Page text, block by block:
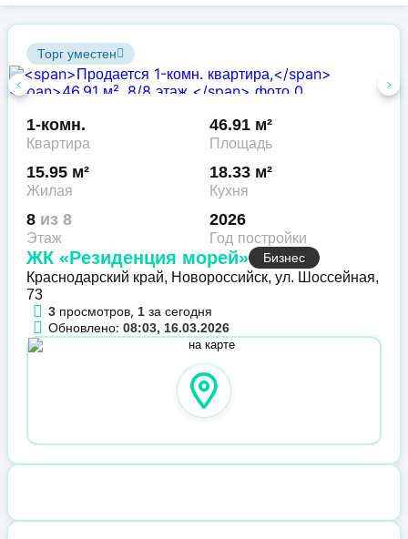
Торг уместен
1-комн.
Квартира
46.91 м²
Площадь
15.95 м²
Жилая
18.33 м²
Кухня
8 из 8
Этаж
2026
Год постройки
ЖК «Резиденция морей»
Бизнес
Краснодарский край, Новороссийск, ул. Шоссейная,
73
3 просмотров, 1 за сегодня
Обновлено: 08:03, 16.03.2026